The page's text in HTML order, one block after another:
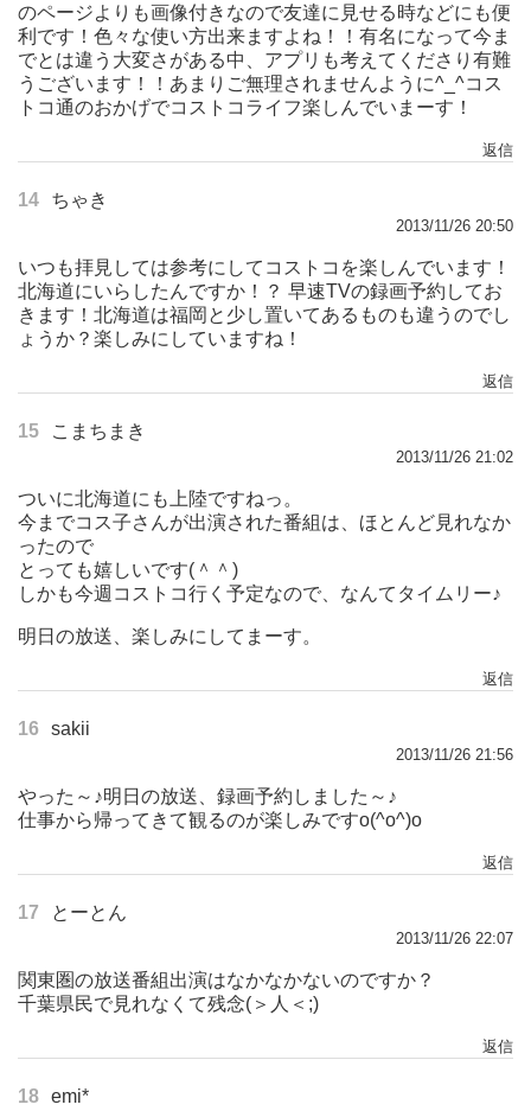
のページよりも画像付きなので友達に見せる時などにも便
利です！色々な使い方出来ますよね！！有名になって今ま
でとは違う大変さがある中、アプリも考えてくださり有難
うございます！！あまりご無理されませんように^_^コス
トコ通のおかげでコストコライフ楽しんでいまーす！
返信
14 ちゃき
2013/11/26 20:50
いつも拝見しては参考にしてコストコを楽しんでいます！
北海道にいらしたんですか！？ 早速TVの録画予約してお
きます！北海道は福岡と少し置いてあるものも違うのでし
ょうか？楽しみにしていますね！
返信
15 こまちまき
2013/11/26 21:02
ついに北海道にも上陸ですねっ。
今までコス子さんが出演された番組は、ほとんど見れなか
ったので
とっても嬉しいです(＾＾)
しかも今週コストコ行く予定なので、なんてタイムリー♪
明日の放送、楽しみにしてまーす。
返信
16 sakii
2013/11/26 21:56
やった～♪明日の放送、録画予約しました～♪
仕事から帰ってきて観るのが楽しみですo(^o^)o
返信
17 とーとん
2013/11/26 22:07
関東圏の放送番組出演はなかなかないのですか？
千葉県民で見れなくて残念(＞人＜;)
返信
18 emi*